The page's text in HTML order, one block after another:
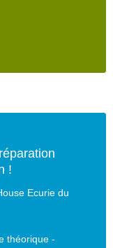
!
Ecurie du
théorique -